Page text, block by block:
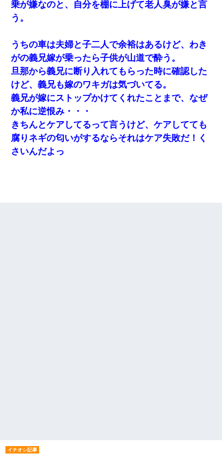
乗が嫌なのと、自分を棚に上げて老人臭が嫌と言
う。
うちの車は夫婦と子二人で余裕はあるけど、わき
がの義兄嫁が乗ったら子供が山道で酔う。
旦那から義兄に断り入れてもらった時に確認した
けど、義兄も嫁のワキガは気づいてる。
義兄が嫁にストップかけてくれたことまで、なぜ
か私に逆恨み・・・
きちんとケアしてるって言うけど、ケアしてても
腐りネギの匂いがするならそれはケア失敗だ！く
さいんだよっ